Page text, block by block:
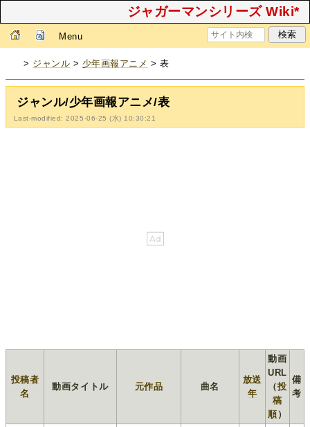
ジャガーマンシリーズ Wiki*
Menu
> ジャンル > 少年画報アニメ > 表
ジャンル/少年画報アニメ/表
Last-modified: 2025-06-25 (水) 10:30:21
投稿者
名
動画タイトル 元作品 曲名
放送
年
動画
URL
（投
稿
順）
備
考